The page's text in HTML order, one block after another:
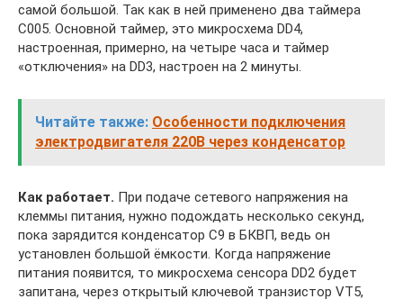
самой большой. Так как в ней применено два таймера
C005. Основной таймер, это микросхема DD4,
настроенная, примерно, на четыре часа и таймер
«отключения» на DD3, настроен на 2 минуты.
Читайте также: Особенности подключения
электродвигателя 220В через конденсатор
Как работает. При подаче сетевого напряжения на
клеммы питания, нужно подождать несколько секунд,
пока зарядится конденсатор C9 в БКВП, ведь он
установлен большой ёмкости. Когда напряжение
питания появится, то микросхема сенсора DD2 будет
запитана, через открытый ключевой транзистор VT5,